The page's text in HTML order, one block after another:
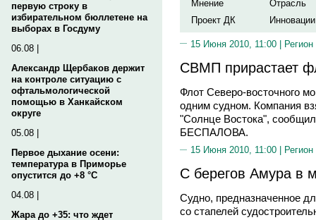
первую строку в
избирательном бюллетене на
выборах в Госдуму
06.08 |
Александр Щербаков держит
на контроле ситуацию с
офтальмологической
помощью в Ханкайском
округе
05.08 |
Первое дыхание осени:
температура в Приморье
опустится до +8 °C
04.08 |
Жара до +35: что ждет
Мнение
Отрасль
Проект ДК
Инновации
15 Июня 2010, 11:00 | Регион
СВМП прирастает
Флот Северо-восточного
одним судном. Компания
"Солнце Востока",
БЕСПАЛОВА.
15 Июня 2010, 11:00 |
С берегов Амура в
Судно, предназначенное
со стапелей